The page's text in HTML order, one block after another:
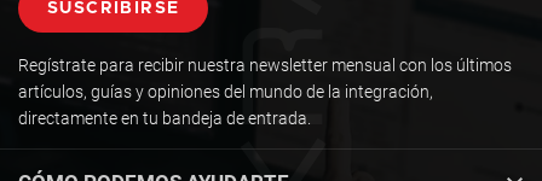
Regístrate para recibir nuestra newsletter mensual con los últimos
artículos, guías y opiniones del mundo de la integración,
directamente en tu bandeja de entrada.